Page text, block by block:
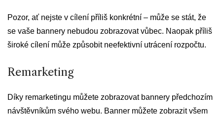
Pozor, ať nejste v cílení příliš konkrétní – může se stát, že
se vaše bannery nebudou zobrazovat vůbec. Naopak příliš
široké cílení může způsobit neefektivní utrácení rozpočtu.
Remarketing
Díky remarketingu můžete zobrazovat bannery předchozím
návštěvníkům svého webu. Banner můžete zobrazit všem